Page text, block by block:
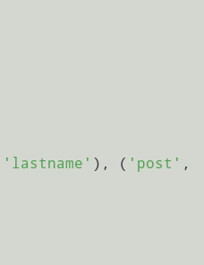
'lastname' ), ( 'post'